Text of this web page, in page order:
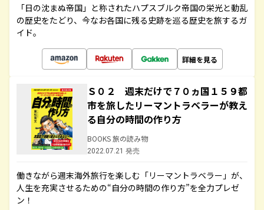
「日の沈まぬ帝国」と称されたハプスブルク帝国の栄光と動乱
の歴史をたどり、今なお各国に残る史跡を巡る歴史を旅するガ
イド。
詳細を見る
Ｓ０２ 週末だけで７０ヵ国１５９都
市を旅したリーマントラベラーが教え
る自分の時間の作り方
BOOKS 旅の読み物
2022.07.21 発売
働きながら週末海外旅行を楽しむ「リーマントラベラー」が、
人生を充実させるための“自分の時間の作り方”を全力プレゼ
ン！